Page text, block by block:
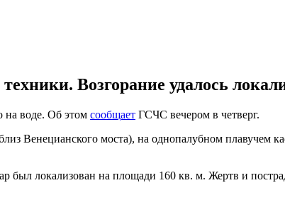
Возгорание удалось
на воде. Об этом сообщает ГСЧС вечером в четверг.
Венецианского моста), на однопалубном плавучем
локализован на площади 160 кв. м. Жертв и